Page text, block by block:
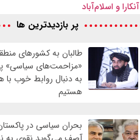
آنکارا و اسلام‌آباد
پر بازدیدترین ها
طالبان به کشورهای
«مزاحمت‌های سیاسی»
به دنبال روابط خوب با
هستیم
بحران سیاسی در